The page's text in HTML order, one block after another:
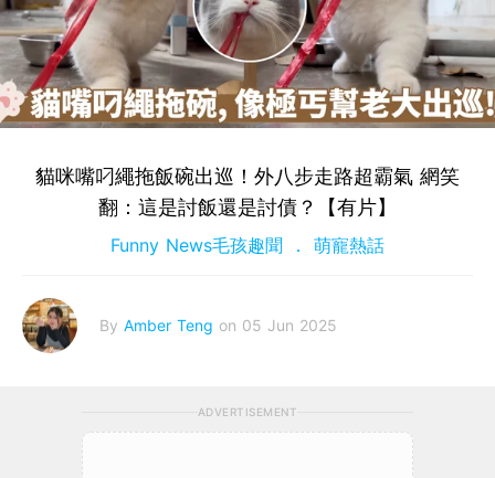
貓咪嘴叼繩拖飯碗出巡！外八步走路超霸氣 網笑
翻：這是討飯還是討債？【有片】
Funny News毛孩趣聞 萌寵熱話
By Amber Teng on 05 Jun 2025
ADVERTISEMENT